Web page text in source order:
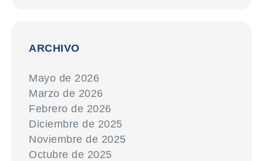
ARCHIVO
Mayo de 2026
Marzo de 2026
Febrero de 2026
Diciembre de 2025
Noviembre de 2025
Octubre de 2025